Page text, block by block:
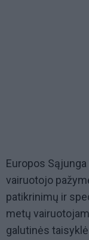
Europos
vairuotojo
patikrinimų ir
metų
galutinės